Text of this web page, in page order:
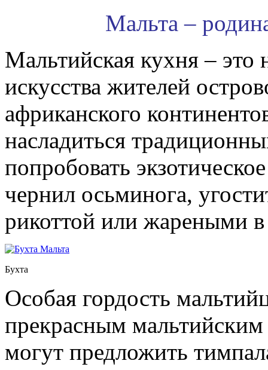
Мальта –
Мальтийская кухня – это
искусства жителей
африканского
насладиться
попробовать
чернил осьминога,
рикоттой или жареными
Бухта
Особая гордость
прекрасным
могут предложить